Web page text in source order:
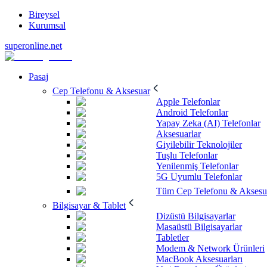
Bireysel
Kurumsal
superonline.net
Pasaj
Cep Telefonu & Aksesuar
Apple Telefonlar
Android Telefonlar
Yapay Zeka (AI) Telefonlar
Aksesuarlar
Giyilebilir Teknolojiler
Tuşlu Telefonlar
Yenilenmiş Telefonlar
5G Uyumlu Telefonlar
Tüm Cep Telefonu &
Bilgisayar & Tablet
Dizüstü Bilgisayarlar
Masaüstü Bilgisayarlar
Tabletler
Modem & Network Ürünleri
MacBook Aksesuarları